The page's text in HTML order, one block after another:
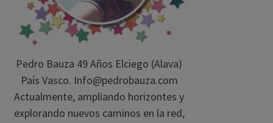
Pedro Bauza 49 Años Elciego (Alava)
País Vasco. Info@pedrobauza.com
Actualmente, ampliando horizontes y
explorando nuevos caminos en la red,